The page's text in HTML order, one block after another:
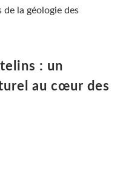
la géologie des
: un
au cœur des